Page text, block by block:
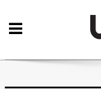
Početna
Vizualne